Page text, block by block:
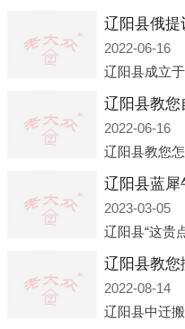
2022-06-16
辽阳县教您
2022-06-16
2023-03-05
2022-08-14